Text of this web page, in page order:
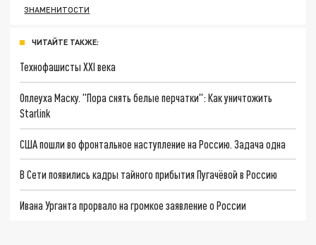
ЗНАМЕНИТОСТИ
ЧИТАЙТЕ ТАКЖЕ:
Технофашисты XXI века
Оплеуха Маску. "Пора снять белые перчатки": Как уничтожить
Starlink
США пошли во фронтальное наступление на Россию. Задача одна
В Сети появились кадры тайного прибытия Пугачёвой в Россию
Ивана Урганта прорвало на громкое заявление о России